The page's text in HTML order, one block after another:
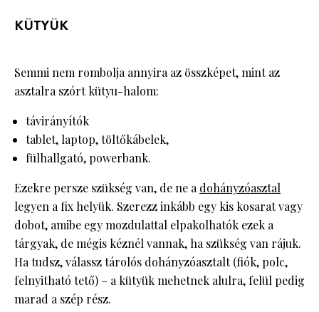
KÜTYÜK
Semmi nem rombolja annyira az összképet, mint az
asztalra szórt kütyu-halom:
távirányítók
tablet, laptop, töltőkábelek,
fülhallgató, powerbank.
Ezekre persze szükség van, de ne adohányzóasztal
legyen a fix helyük. Szerezz inkább egy kis kosarat vagy
dobot, amibe egy mozdulattal elpakolhatók ezek a
tárgyak, de mégis kéznél vannak, ha szükség van rájuk.
Ha tudsz, válassz tárolós dohányzóasztalt (fiók, polc,
felnyitható tető) – a kütyük mehetnek alulra, felül pedig
marad a szép rész.